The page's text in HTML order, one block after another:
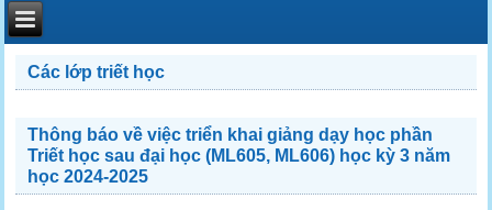
Các lớp triết học
Thông báo về việc triển khai giảng dạy học phần
Triết học sau đại học (ML605, ML606) học kỳ 3 năm
học 2024-2025